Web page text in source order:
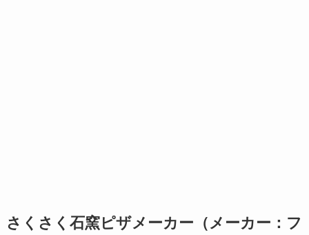
さくさく石窯ピザメーカー（メーカー：フ